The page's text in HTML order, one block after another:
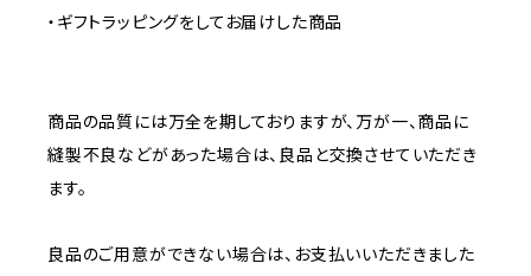
・ギフトラッピングをしてお届けした商品
商品の品質には万全を期しておりますが、万が一、商品に
縫製不良などがあった場合は、良品と交換させていただき
ます。
良品のご用意ができない場合は、お支払いいただきました